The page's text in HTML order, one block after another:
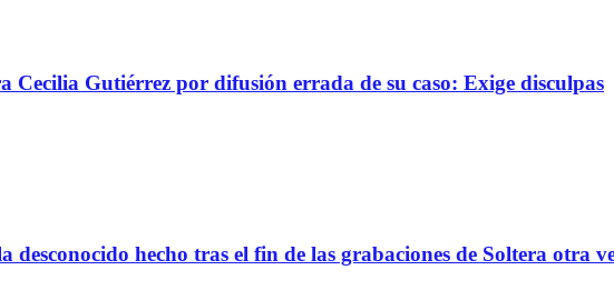
Cecilia Gutiérrez por difusión errada de su caso: Exige disculpas
desconocido hecho tras el fin de las grabaciones de Soltera otra